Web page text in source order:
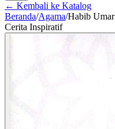
← Kembali ke Katalog
Beranda/Agama/Habib
Cerita Inspiratif